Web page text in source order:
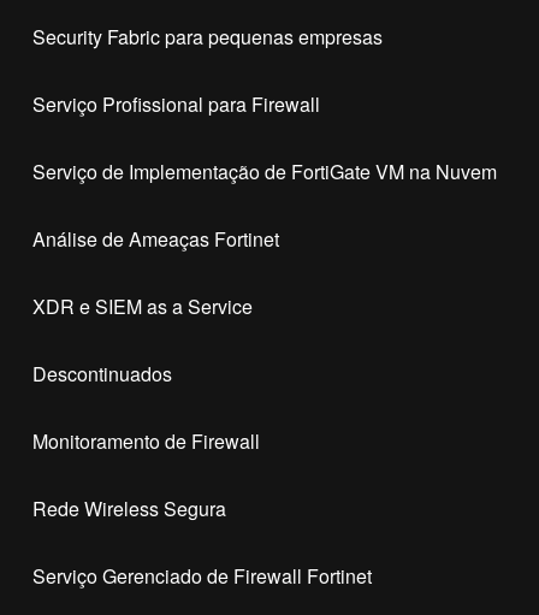
Security Fabric para pequenas empresas
Serviço Profissional para Firewall
Serviço de Implementação de FortiGate VM na Nuvem
Análise de Ameaças Fortinet
XDR e SIEM as a Service
Descontinuados
Monitoramento de Firewall
Rede Wireless Segura
Serviço Gerenciado de Firewall Fortinet